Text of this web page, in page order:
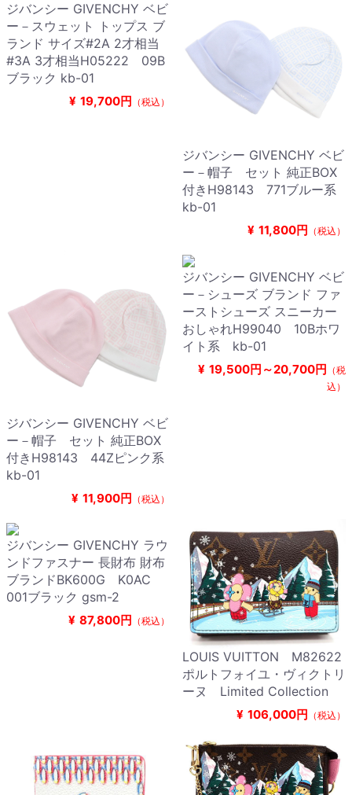
ジバンシー GIVENCHY ベビ
ー－スウェット トップス ブ
ランド サイズ#2A 2才相当
#3A 3才相当H05222 09B
ブラック kb-01
¥ 19,700円 （税込）
ジバンシー GIVENCHY ベビ
ー－帽子 セット 純正BOX
付きH98143 771ブルー系
kb-01
¥ 11,800円 （税込）
ジバンシー GIVENCHY ベビ
ー－帽子 セット 純正BOX
付きH98143 44Zピンク系
kb-01
¥ 11,900円 （税込）
ジバンシー GIVENCHY ベビ
ー－シューズ ブランド ファ
ーストシューズ スニーカー
おしゃれH99040 10Bホワ
イト系 kb-01
¥ 19,500円～20,700円 （税
込）
ジバンシー GIVENCHY ラウ
ンドファスナー 長財布 財布
ブランドBK600G K0AC
001ブラック gsm-2
¥ 87,800円 （税込）
LOUIS VUITTON M82622
ポルトフォイユ・ヴィクトリ
ーヌ Limited Collection
¥ 106,000円 （税込）